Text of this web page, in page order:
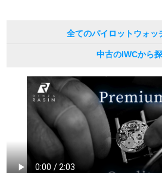
全てのパイロットウォッ
中古のIWCから